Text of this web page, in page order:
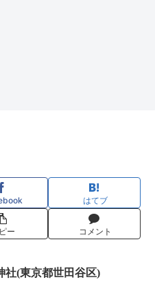
はてブ
ー コメント
社(東京都世田谷区)